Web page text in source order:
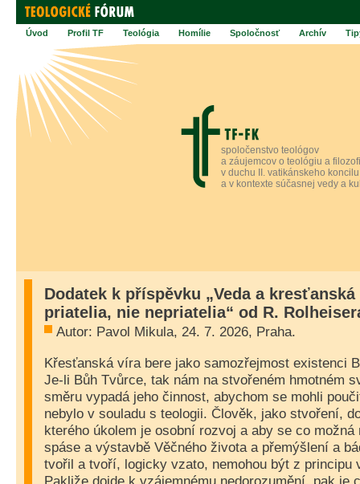
Úvod Profil TF Teológia Homílie Spoločnosť Archív
spoločenstvo teológov
a záujemcov o teológiu a
v duchu II. vatikánskeho koncilu
a v kontexte súčasnej vedy a
Dodatek k příspěvku „Veda a kresťanská
priatelia, nie nepriatelia“ od R.
Autor: Pavol Mikula, 24. 7. 2026, Praha.
Křesťanská víra bere jako samozřejmost existenci
Je-li Bůh Tvůrce, tak nám na stvořeném hmotném
směru vypadá jeho činnost, abychom se mohli
nebylo v souladu s teologii. Člověk, jako stvoření,
kterého úkolem je osobní rozvoj a aby se co možná
spáse a výstavbě Věčného života a přemýšlení a
tvořil a tvoří, logicky vzato, nemohou být z principu
Pakliže dojde k vzájemnému nedorozumění, pak je